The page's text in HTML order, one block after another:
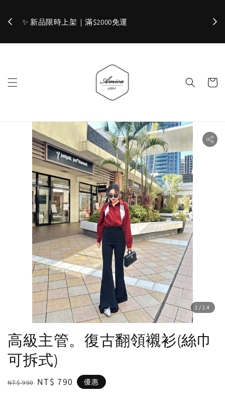
加入官網會員，立即折 $100 ✨
1 /14
高級主管。復古翻領襯衫(絲巾
可拆式)
Regular
NT$ 990 Sale
NT$ 790 優惠